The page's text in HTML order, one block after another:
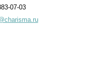
07-03